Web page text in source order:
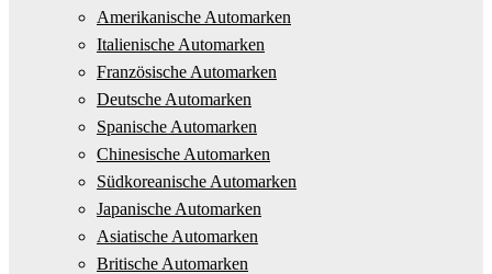
Amerikanische Automarken
Italienische Automarken
Französische Automarken
Deutsche Automarken
Spanische Automarken
Chinesische Automarken
Südkoreanische Automarken
Japanische Automarken
Asiatische Automarken
Britische Automarken